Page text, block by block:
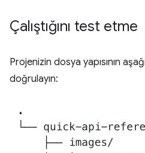
Çalıştığını test etme
Projenizin dosya yapısının
doğrulayın: